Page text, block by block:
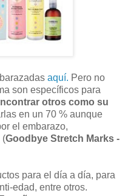
aquí. Pero no
son específicos para
otros como su
en un 70 % aunque
el embarazo,
(Goodbye Stretch Marks -
para el día a día, para
edad, entre otros.